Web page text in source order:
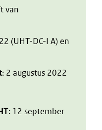
van
(UHT-DC-I A) en
: 2 augustus 2022
: 12 september